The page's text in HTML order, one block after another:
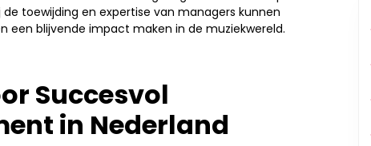
toewijding en expertise van managers kunnen
een blijvende impact maken in de muziekwereld.
Succesvol
in Nederland